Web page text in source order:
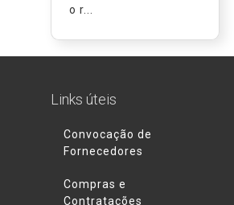
o r...
Links úteis
Convocação de
Fornecedores
Compras e
Contratações